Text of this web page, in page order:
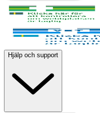
Hjälp och support